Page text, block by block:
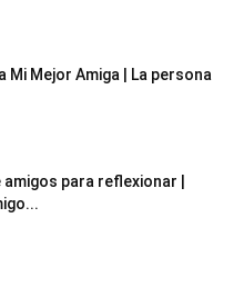
Mi Mejor Amiga | La persona
para reflexionar |